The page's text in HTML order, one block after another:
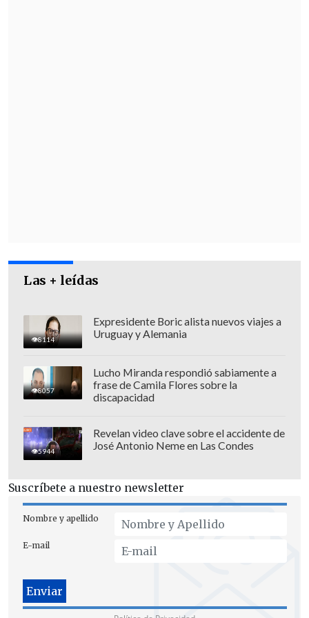
Si bien, el sombrío final causó revuelo
señaló que la muerte de Marge no sería
definitiva ya queocurre fuera de la línea
como bien saben los seguidores, solo
explora futuros alternativos de los
personajes.
De momento, queda ver qué prepararán
los guionistas para las siguientes
temporadas de "Los Simpson", cuya
Las + leídas
8114
Expresidente Boric alista nuevos viajes a
Uruguay y Alemania
8057
Lucho Miranda respondió sabiamente a
frase de Camila Flores sobre la
discapacidad
5944
Revelan video clave sobre el accidente de
José Antonio Neme en Las Condes
Suscríbete a nuestro newsletter
Nombre y apellido
E-mail